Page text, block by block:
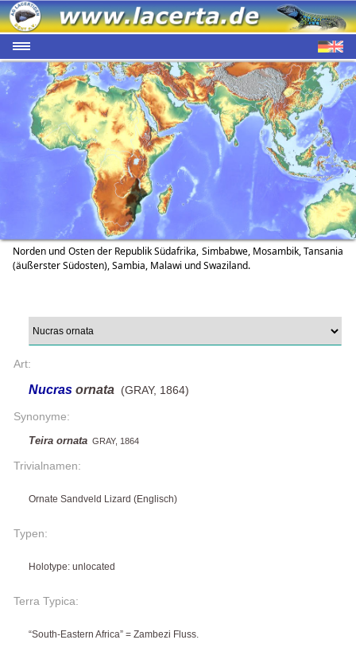
Norden und Osten der Republik Südafrika, Simbabwe, Mosambik, Tansania
(äußerster Südosten), Sambia, Malawi und Swaziland.
Art:
Nucras ornata (GRAY, 1864)
Synonyme:
Teira ornata GRAY, 1864
Trivialnamen:
Ornate Sandveld Lizard (Englisch)
Typen:
Holotype: unlocated
Terra Typica:
“South-Eastern Africa” = Zambezi Fluss.